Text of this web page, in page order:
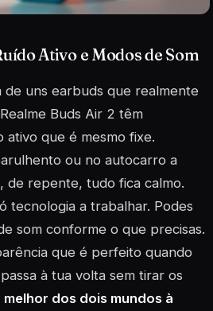
Ativo e Modos de Som
de uns earbuds que realmente
Buds Air 2 têm
que é mesmo fixe.
ou no autocarro a
de repente, tudo fica calmo.
tecnologia a trabalhar. Podes
som conforme o que precisas.
que é perfeito quando
à tua volta sem tirar os
melhor dos dois mundos à